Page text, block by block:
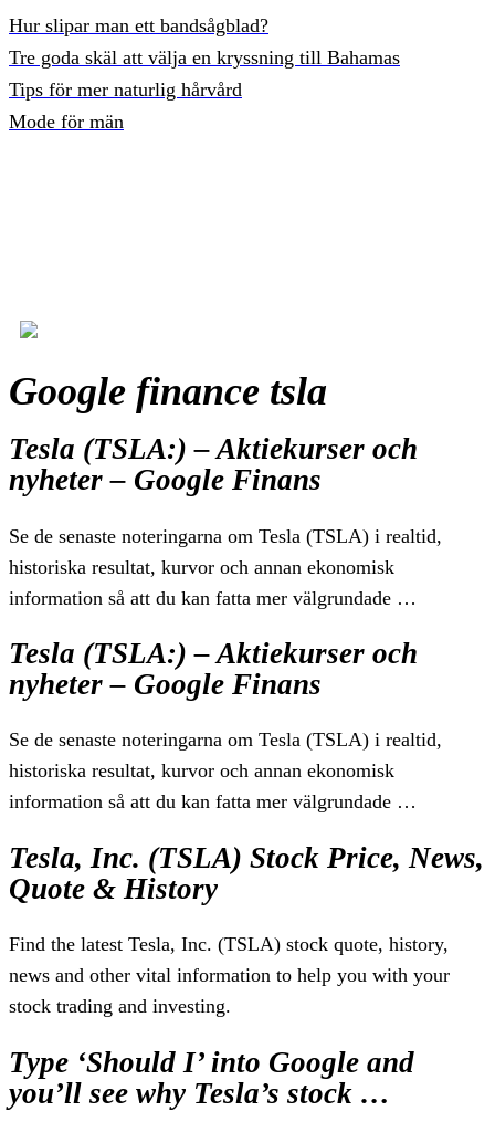
Hur slipar man ett bandsågblad?
Tre goda skäl att välja en kryssning till Bahamas
Tips för mer naturlig hårvård
Mode för män
Google finance tsla
Tesla (TSLA:) – Aktiekurser och
nyheter – Google Finans
Se de senaste noteringarna om Tesla (TSLA) i realtid,
historiska resultat, kurvor och annan ekonomisk
information så att du kan fatta mer välgrundade …
Tesla (TSLA:) – Aktiekurser och
nyheter – Google Finans
Se de senaste noteringarna om Tesla (TSLA) i realtid,
historiska resultat, kurvor och annan ekonomisk
information så att du kan fatta mer välgrundade …
Tesla, Inc. (TSLA) Stock Price, News,
Quote & History
Find the latest Tesla, Inc. (TSLA) stock quote, history,
news and other vital information to help you with your
stock trading and investing.
Type ‘Should I’ into Google and
you’ll see why Tesla’s stock …